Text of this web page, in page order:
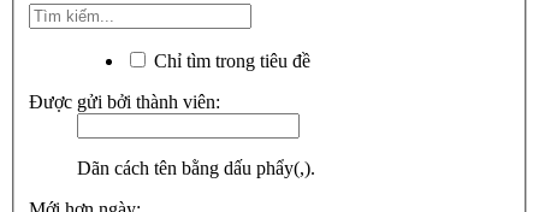
Chỉ tìm trong tiêu đề
Được gửi bởi thành viên:
Dãn cách tên bằng dấu phẩy(,).